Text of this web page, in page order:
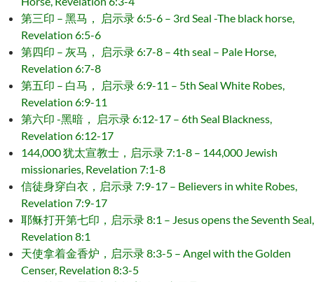
第三印 – 黑马， 启示录 6:5-6 – 3rd Seal -The black horse,
Revelation 6:5-6
第四印 – 灰马， 启示录 6:7-8 – 4th seal – Pale Horse,
Revelation 6:7-8
第五印 – 白马， 启示录 6:9-11 – 5th Seal White Robes,
Revelation 6:9-11
第六印 -黑暗， 启示录 6:12-17 – 6th Seal Blackness,
Revelation 6:12-17
144,000 犹太宣教士，启示录 7:1-8 – 144,000 Jewish
missionaries, Revelation 7:1-8
信徒身穿白衣，启示录 7:9-17 – Believers in white Robes,
Revelation 7:9-17
耶稣打开第七印，启示录 8:1 – Jesus opens the Seventh Seal,
Revelation 8:1
天使拿着金香炉，启示录 8:3-5 – Angel with the Golden
Censer, Revelation 8:3-5